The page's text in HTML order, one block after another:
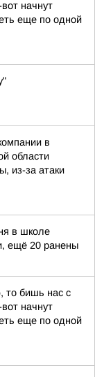
начнут
еще по одной
в
области
из-за атаки
в школе
ещё 20 ранены
то бишь нас с
начнут
еще по одной